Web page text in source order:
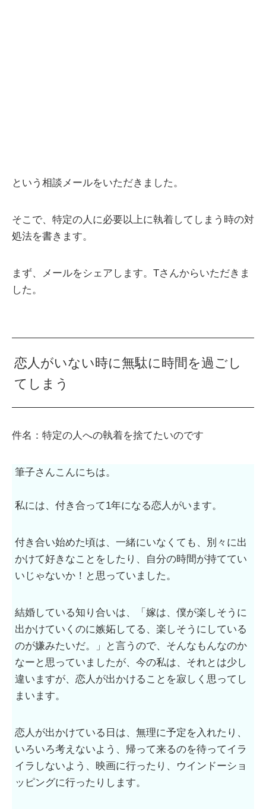
という相談メールをいただきました。
そこで、特定の人に必要以上に執着してしまう時の対
処法を書きます。
まず、メールをシェアします。Tさんからいただきま
した。
恋人がいない時に無駄に時間を過ごし
てしまう
件名：特定の人への執着を捨てたいのです
筆子さんこんにちは。
私には、付き合って1年になる恋人がいます。
付き合い始めた頃は、一緒にいなくても、別々に出
かけて好きなことをしたり、自分の時間が持ててい
いじゃないか！と思っていました。
結婚している知り合いは、「嫁は、僕が楽しそうに
出かけていくのに嫉妬してる、楽しそうにしている
のが嫌みたいだ。」と言うので、そんなもんなのか
なーと思っていましたが、今の私は、それとは少し
違いますが、恋人が出かけることを寂しく思ってし
まいます。
恋人が出かけている日は、無理に予定を入れたり、
いろいろ考えないよう、帰って来るのを待ってイラ
イラしないよう、映画に行ったり、ウインドーショ
ッピングに行ったりします。